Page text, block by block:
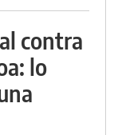
contra
lo